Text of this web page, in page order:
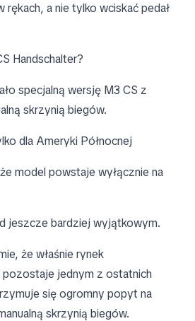
rękach, a nie tylko wciskać pedał
Handschalter?
specjalną wersję M3 CS z
skrzynią biegów.
dla Ameryki Północnej
model powstaje wyłącznie na
jeszcze bardziej wyjątkowym.
że właśnie rynek
pozostaje jednym z ostatnich
się ogromny popyt na
skrzynią biegów.